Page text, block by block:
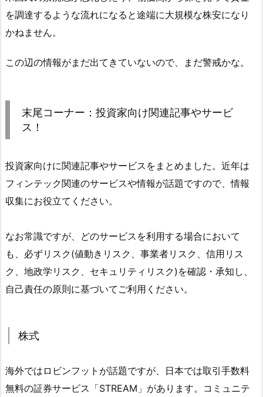
を調達するような流れになると途端に大規模な株安になり
かねません。
この辺の情報がまだ出てきていないので、まだ警戒かな。
末尾コーナー：投資家向け関連記事やサービ
ス！
投資家向けに関連記事やサービスをまとめました。近年は
フィンテック関連のサービスや情報が話題ですので、情報
収集にお役立てください。
なお常識ですが、どのサービスを利用する場合において
も、必ずリスク(値動きリスク、事業者リスク、信用リス
ク、地政学リスク、セキュリティリスク)を確認・承知し、
自己責任の原則に基づいてご利用ください。
株式
海外ではロビンフットが話題ですが、日本では取引手数料
無料の証券サービス「STREAM」があります。コミュニテ